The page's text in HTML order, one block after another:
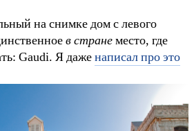
на снимке дом с левого
в странеместо, где
Gaudi. Я даженаписал про это